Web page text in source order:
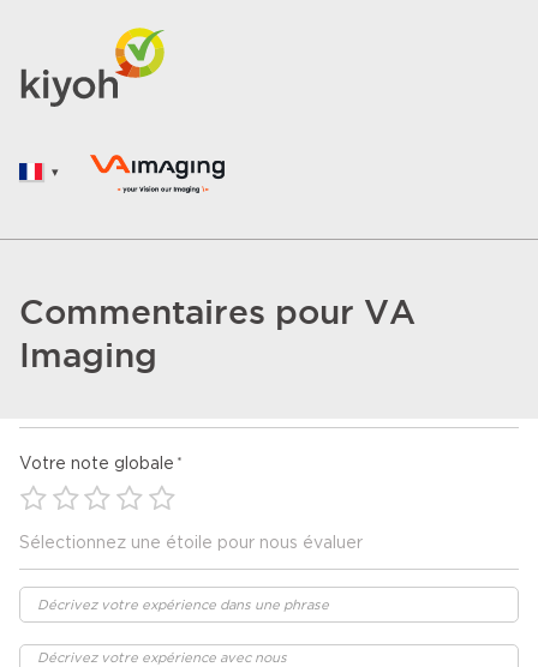
Commentaires pour VA
Imaging
Votre note globale
Sélectionnez une étoile pour nous évaluer